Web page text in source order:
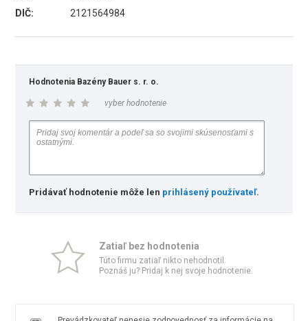
DIČ:
2121564984
Hodnotenia Bazény Bauer s. r. o.
vyber hodnotenie
Pridávať hodnotenie môže len prihlásený používateľ.
Zatiaľ bez hodnotenia
Túto firmu zatiaľ nikto nehodnotil.
Poznáš ju? Pridaj k nej svoje hodnotenie.